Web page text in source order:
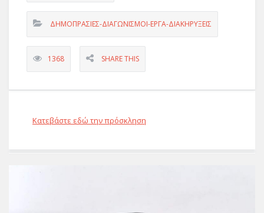
ΔΗΜΟΠΡΑΣΙΕΣ-ΔΙΑΓΩΝΙΣΜΟΙ-ΕΡΓΑ-ΔΙΑΚΗΡΥΞΕΙΣ
1368 SHARE THIS
Κατεβάστε εδώ την πρόσκληση